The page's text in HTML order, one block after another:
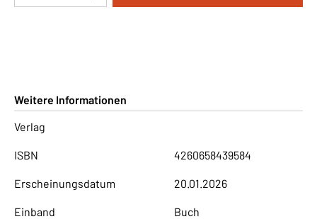
Weitere Informationen
Verlag
ISBN 4260658439584
Erscheinungsdatum 20.01.2026
Einband Buch